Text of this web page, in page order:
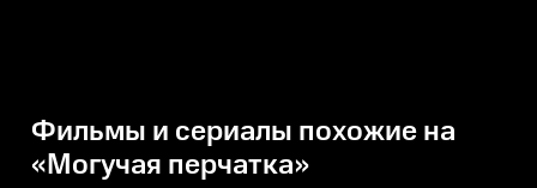
Фильмы и сериалы похожие на
«Могучая перчатка»